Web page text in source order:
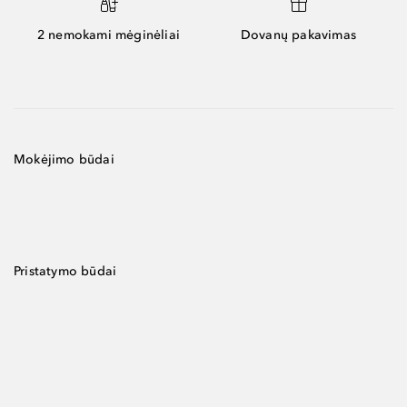
2 nemokami mėginėliai Dovanų pakavimas
Mokėjimo būdai
Pristatymo būdai